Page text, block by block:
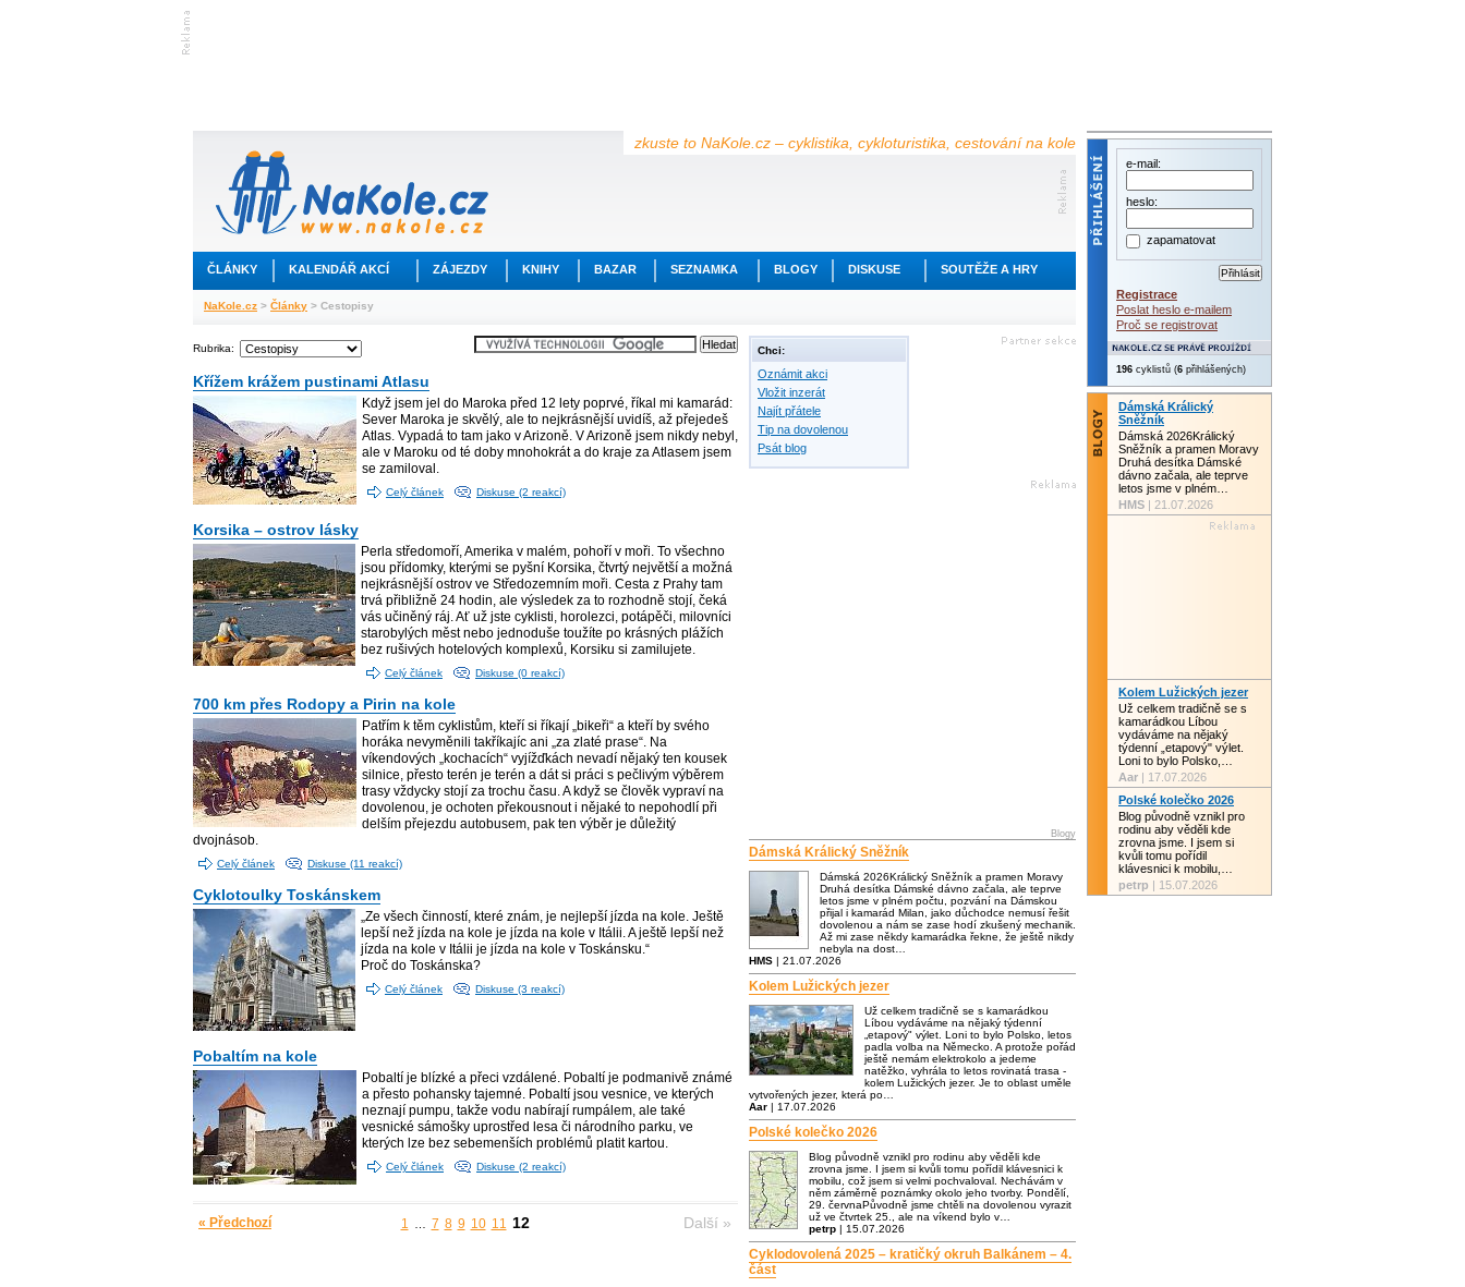
zkuste to NaKole.cz – cyklistika, cykloturistika, cestování na kole
ČLÁNKY KALENDÁŘ AKCÍ ZÁJEZDY KNIHY BAZAR SEZNAMKA BLOGY DISKUSE SOUTĚŽE A HRY
NaKole.cz > Články > Cestopisy
Rubrika:
Křížem krážem pustinami Atlasu
Když jsem jel do Maroka před 12 lety poprvé, říkal mi kamarád:
Sever Maroka je skvělý, ale to nejkrásnější uvidíš, až přejedeš
Atlas. Vypadá to tam jako v Arizoně. V Arizoně jsem nikdy nebyl,
ale v Maroku od té doby mnohokrát a do kraje za Atlasem jsem
se zamiloval.
Celý článek Diskuse (2 reakcí)
Korsika – ostrov lásky
Perla středomoří, Amerika v malém, pohoří v moři. To všechno
jsou přídomky, kterými se pyšní Korsika, čtvrtý největší a možná
nejkrásnější ostrov ve Středozemním moři. Cesta z Prahy tam
trvá přibližně 24 hodin, ale výsledek za to rozhodně stojí, čeká
vás učiněný ráj. Ať už jste cyklisti, horolezci, potápěči, milovníci
starobylých měst nebo jednoduše toužíte po krásných plážích
bez rušivých hotelových komplexů, Korsiku si zamilujete.
Celý článek Diskuse (0 reakcí)
700 km přes Rodopy a Pirin na kole
Patřím k těm cyklistům, kteří si říkají „bikeři“ a kteří by svého
horáka nevyměnili takříkajíc ani „za zlaté prase“. Na
víkendových „kochacích“ vyjížďkách nevadí nějaký ten kousek
silnice, přesto terén je terén a dát si práci s pečlivým výběrem
trasy vždycky stojí za trochu času. A když se člověk vypraví na
dovolenou, je ochoten překousnout i nějaké to nepohodlí při
delším přejezdu autobusem, pak ten výběr je důležitý
dvojnásob.
Celý článek Diskuse (11 reakcí)
Cyklotoulky Toskánskem
„Ze všech činností, které znám, je nejlepší jízda na kole. Ještě
lepší než jízda na kole je jízda na kole v Itálii. A ještě lepší než
jízda na kole v Itálii je jízda na kole v Toskánsku.“
Proč do Toskánska?
Celý článek Diskuse (3 reakcí)
Pobaltím na kole
Pobaltí je blízké a přeci vzdálené. Pobaltí je podmanivě známé
a přesto pohansky tajemné. Pobaltí jsou vesnice, ve kterých
neznají pumpu, takže vodu nabírají rumpálem, ale také
vesnické sámošky uprostřed lesa či národního parku, ve
kterých lze bez sebemenších problémů platit kartou.
Celý článek Diskuse (2 reakcí)
« Předchozí 1 7 8 9 10 11 12 Další »
Chci:
Oznámit akci
Vložit inzerát
Najít přátele
Tip na dovolenou
Psát blog
Blogy
Dámská Králický Sněžník
Dámská 2026Králický Sněžník a pramen Moravy
Druhá desítka Dámské dávno začala, ale teprve
letos jsme v plném počtu, pozvání na Dámskou
přijal i kamarád Milan, jako důchodce nemusí řešit
dovolenou a nám se zase hodí zkušený mechanik.
Až mi zase někdy kamarádka řekne, že ještě nikdy
nebyla na dost…
HMS | 21.07.2026
Kolem Lužických jezer
Už celkem tradičně se s kamarádkou
Líbou vydáváme na nějaký týdenní
„etapový" výlet. Loni to bylo Polsko, letos
padla volba na Německo. A protože pořád
ještě nemám elektrokolo a jedeme
natěžko, vyhrála to letos rovinatá trasa -
kolem Lužických jezer. Je to oblast uměle
vytvořených jezer, která po…
Aar | 17.07.2026
Polské kolečko 2026
Blog původně vznikl pro rodinu aby věděli kde
zrovna jsme. I jsem si kvůli tomu pořídil klávesnici k
mobilu, což jsem si velmi pochvaloval. Nechávám v
něm záměrně poznámky okolo jeho tvorby. Pondělí,
29. červnaPůvodně jsme chtěli na dovolenou vyrazit
už ve čtvrtek 25., ale na víkend bylo v…
petrp | 15.07.2026
Cyklodovolená 2025 – kratičký okruh Balkánem – 4.
část
e-mail:
heslo:
zapamatovat
Registrace
Poslat heslo e-mailem
Proč se registrovat
196 cyklistů (6 přihlášených)
Dámská Králický
Sněžník
Dámská 2026Králický
Sněžník a pramen Moravy
Druhá desítka Dámské
dávno začala, ale teprve
letos jsme v plném…
HMS | 21.07.2026
Kolem Lužických jezer
Už celkem tradičně se s
kamarádkou Líbou
vydáváme na nějaký
týdenní „etapový" výlet.
Loni to bylo Polsko,…
Aar | 17.07.2026
Polské kolečko 2026
Blog původně vznikl pro
rodinu aby věděli kde
zrovna jsme. I jsem si
kvůli tomu pořídil
klávesnici k mobilu,…
petrp | 15.07.2026